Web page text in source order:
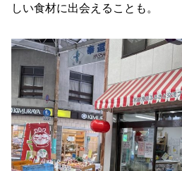
しい食材に出会えることも。